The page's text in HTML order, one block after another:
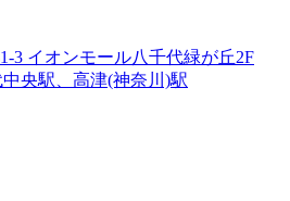
3 イオンモール八千代緑が丘2F
央駅、高津(神奈川)駅